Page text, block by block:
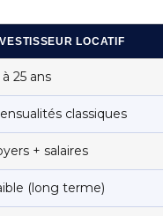
LOCATIF
à 25 ans
classiques
+ salaires
(long terme)